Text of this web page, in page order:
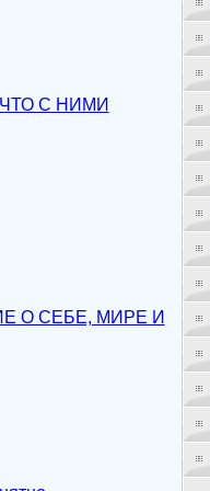
С НИМИ
О СЕБЕ, МИРЕ И